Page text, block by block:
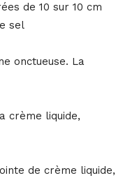
de 10 sur 10 cm
sel
onctueuse. La
crème liquide,
de crème liquide,